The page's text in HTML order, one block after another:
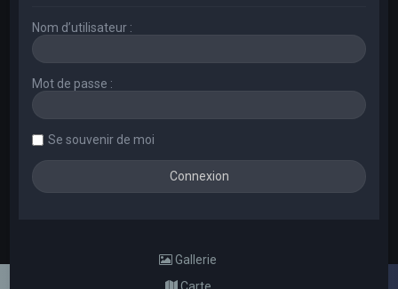
Nom d’utilisateur :
Mot de passe :
Se souvenir de moi
Gallerie
Carte